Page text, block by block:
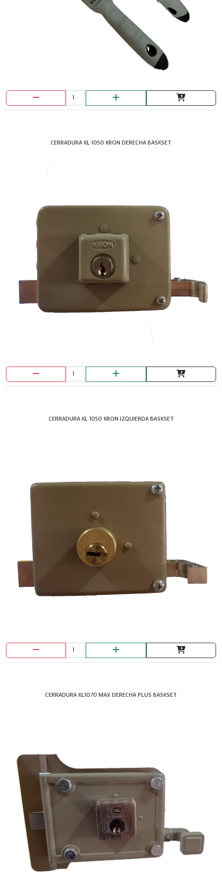
CERRADURA KL 1050 KRON DERECHA BASKSET
CERRADURA KL 1050 KRON IZQUIERDA BASKSET
CERRADURA KL1070 MAX DERECHA PLUS BASKSET